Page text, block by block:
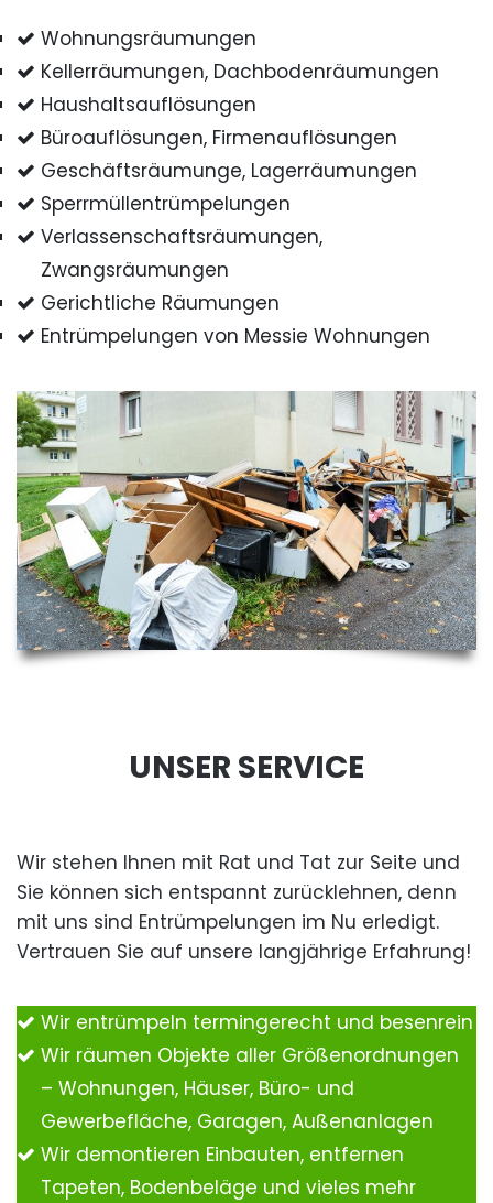
Wohnungsräumungen
Kellerräumungen, Dachbodenräumungen
Haushaltsauflösungen
Büroauflösungen, Firmenauflösungen
Geschäftsräumunge, Lagerräumungen
Sperrmüllentrümpelungen
Verlassenschaftsräumungen,
Zwangsräumungen
Gerichtliche Räumungen
Entrümpelungen von Messie Wohnungen
UNSER SERVICE
Wir stehen Ihnen mit Rat und Tat zur Seite und
Sie können sich entspannt zurücklehnen, denn
mit uns sind Entrümpelungen im Nu erledigt.
Vertrauen Sie auf unsere langjährige Erfahrung!
Wir entrümpeln termingerecht und besenrein
Wir räumen Objekte aller Größenordnungen
– Wohnungen, Häuser, Büro- und
Gewerbefläche, Garagen, Außenanlagen
Wir demontieren Einbauten, entfernen
Tapeten, Bodenbeläge und vieles mehr